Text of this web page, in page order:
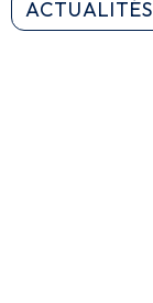
ACTUALITÉS